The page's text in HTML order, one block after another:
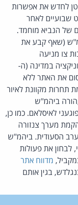
לחדש את אפשרות
שבועיים לאחר
של הנביא מוחמד.
(שאף קבע את
צו מניעה
במדינה (ה-
את האתר ללא
תחרות מקוונת לאיור
ביהמ"ש
לאיסלאם. כמו כן,
מערך צנזורה
הסעודית. ביהמ"ש
לבחון את פעולות
מדווח אתר
בגין אותם